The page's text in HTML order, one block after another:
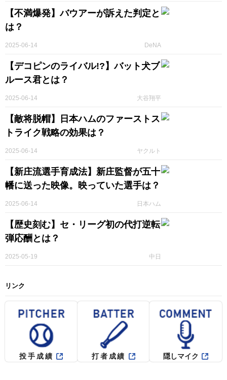
【不満爆発】バウアーが訴えた判定と
は？
DeNA
2025-06-14
【デコピンのライバル!?】バット犬ブ
ルース君とは？
大谷翔平
2025-06-14
【敵将脱帽】日本ハムのファーストス
トライク戦略の効果は？
ヤクルト
2025-06-14
【新庄流選手育成法】新庄監督が五十
幡に送った映像。映っていた選手は？
日本ハム
2025-06-14
【歴史刻む】セ・リーグ初の代打逆転
弾応酬とは？
中日
2025-05-19
リンク
投手成績 打者成績 隠しマイク